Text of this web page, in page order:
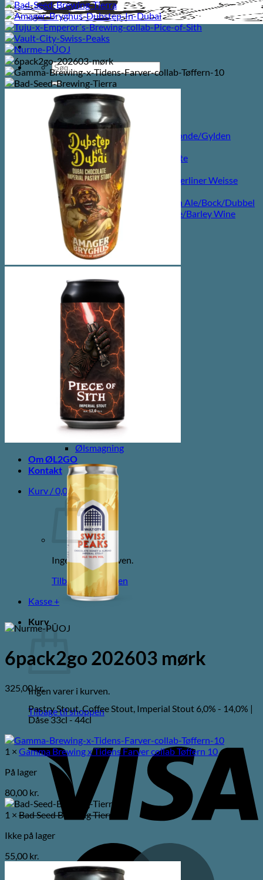
Søg
efter:
Forside
Kategorier
Lager/Pilsner/Pale Ale/Blonde/Gylden
Weissbier/Wit
Saison/Farmhouse/Grisette
IPA
Syrligt/Vildtgæret/Sour/Berliner Weisse
Mjød/Melomel/Braggot
Red Ale/Amber Ale/Brown Ale/Bock/Dubbel
Strong Ale/Dark Ale/Triple/Barley Wine
Porter/Stouts/Quadrupel
Røgøl
Tilbud
6pack2go
Alkoholfri
Glutenfri
Vegan/Vegansk
Black week
Juleøl
Farsdag
Andet
Spiritus
Cider
Likør
Most og Sodavand
Chips
Diverse
Gaveæsker og indpakning
Ølsmagning
Om ØL2GO
Kontakt
Kurv /0,00kr.
Ingen varer i kurven.
Tilbage til shoppen
Kasse +
Kurv
Ingen varer i kurven.
Tilbage til shoppen
6pack2go 202603 mørk
325,00kr.
Pastry Stout, Coffee Stout, Imperial Stout 6,0% - 14,0% |
Dåse 33cl - 44cl
1 × Gamma Brewing x Tidens Farver collab Tøffern 10
På lager
80,00 kr.
1 × Bad Seed Brewing Tierra
Ikke på lager
55,00 kr.